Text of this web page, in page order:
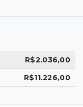
R$2.036,00
R$11.226,00